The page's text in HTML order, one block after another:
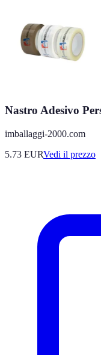
Nastro Adesivo
imballaggi-2000.com
5.73 EURVedi il prezzo